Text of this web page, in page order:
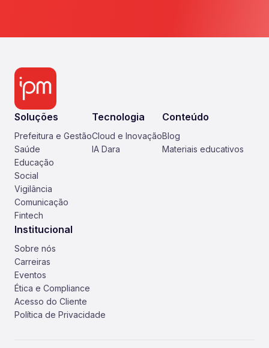
Soluções
Prefeitura e Gestão
Saúde
Educação
Social
Vigilância
Comunicação
Fintech
Tecnologia
Cloud e Inovação
IA Dara
Conteúdo
Blog
Materiais educativos
Institucional
Sobre nós
Carreiras
Eventos
Ética e Compliance
Acesso do Cliente
Política de Privacidade